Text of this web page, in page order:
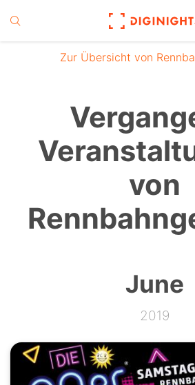
Zur Übersicht von
von
June
2019